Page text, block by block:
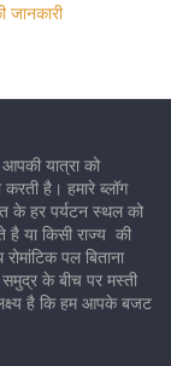
जानकारी
यात्रा को
है। हमारे ब्लॉग
के हर पर्यटन स्थल को
या किसी राज्य की
पल बिताना
समुद्र के बीच पर मस्ती
है कि हम आपके बजट